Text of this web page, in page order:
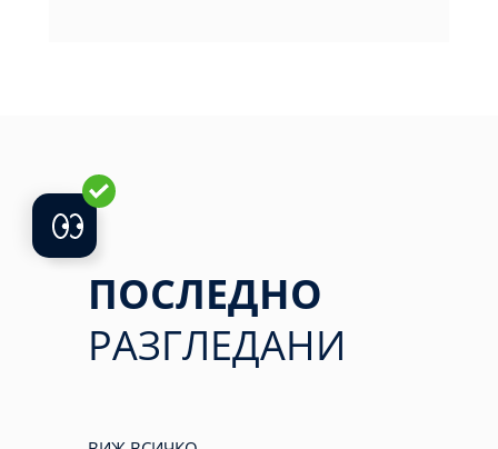
ПОСЛЕДНО
РАЗГЛЕДАНИ